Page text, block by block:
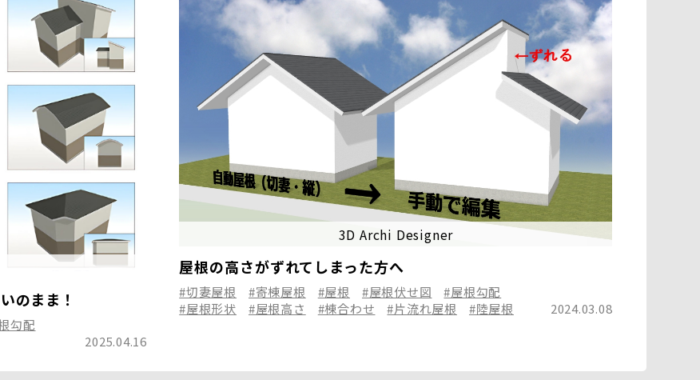
のまま！
勾配
2025.04.16
3D Archi Designer
屋根の高さがずれてしまった方へ
#切妻屋根 #寄棟屋根 #屋根 #屋根伏せ図
#屋根勾配
#屋根形状
#屋根高さ #棟合わせ #片流れ屋根 #陸屋根 2024.03.08